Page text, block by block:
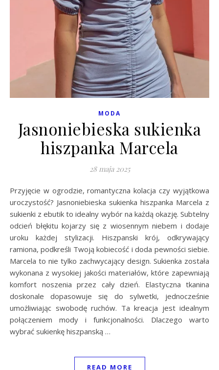
MODA
Jasnoniebieska sukienka
hiszpanka Marcela
28 maja 2025
Przyjęcie w ogrodzie, romantyczna kolacja czy wyjątkowa
uroczystość? Jasnoniebieska sukienka hiszpanka Marcela z
sukienki z ebutik to idealny wybór na każdą okazję. Subtelny
odcień błękitu kojarzy się z wiosennym niebem i dodaje
uroku każdej stylizacji. Hiszpanski krój, odkrywający
ramiona, podkreśli Twoją kobiecość i doda pewności siebie.
Marcela to nie tylko zachwycający design. Sukienka została
wykonana z wysokiej jakości materiałów, które zapewniają
komfort noszenia przez cały dzień. Elastyczna tkanina
doskonale dopasowuje się do sylwetki, jednocześnie
umożliwiając swobodę ruchów. Ta kreacja jest idealnym
połączeniem mody i funkcjonalności. Dlaczego warto
wybrać sukienkę hiszpanską …
READ MORE